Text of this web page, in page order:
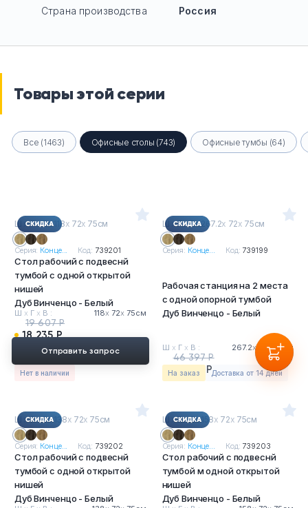
Страна производства
Россия
Товары этой серии
Все (1463) Офисные столы (743) Офисные тумбы (64)
Ш хГхВ : 118х 72х 75см
Серия: Конце... Код: 739201
Стол рабочий с подвеснй
тумбой с одной открытой
нишей
Дуб Винченцо - Белый
Ш х Г х В : 118х72х75см
18 235 Р
19 607 Р
Нет в наличии
Отправить запрос
Ш хГхВ : 267.2х 72х 75см
Серия: Конце... Код: 739199
Рабочая станция на 2 места
с одной опорной тумбой
Дуб Винченцо - Белый
Ш х Г х В : 267.2х72х75см
43 149 Р
46 397 Р
На заказ Доставка от 14 дней
Ш хГхВ : 138х 72х 75см
Серия: Конце... Код: 739202
Стол рабочий с подвеснй
тумбой с одной открытой
нишей
Дуб Винченцо - Белый
Ш хГхВ : 158х 72х 75см
Серия: Конце... Код: 739203
Стол рабочий с подвеснй
тумбой м одной открытой
нишей
Дуб Винченцо - Белый